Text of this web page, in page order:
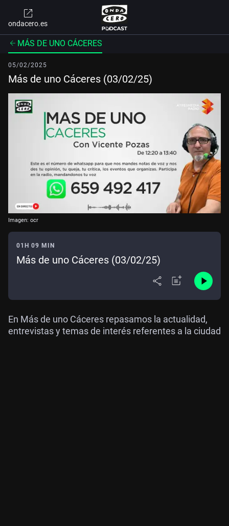
ondacero.es
MÁS DE UNO CÁCERES
05/02/2025
Más de uno Cáceres (03/02/25)
Imagen: ocr
01H 09 MIN
Más de uno Cáceres (03/02/25)
En Más de uno Cáceres repasamos la actualidad,
entrevistas y temas de interés referentes a la ciudad